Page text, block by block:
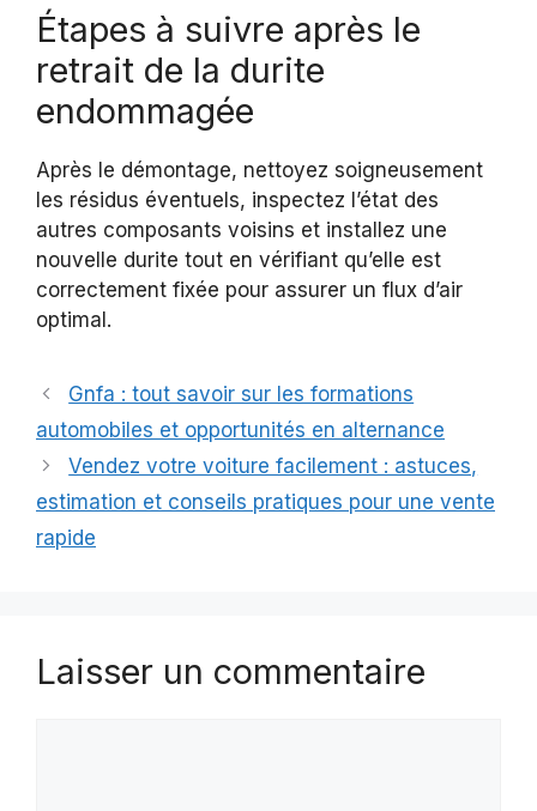
Étapes à suivre après le
retrait de la durite
endommagée
Après le démontage, nettoyez soigneusement
les résidus éventuels, inspectez l’état des
autres composants voisins et installez une
nouvelle durite tout en vérifiant qu’elle est
correctement fixée pour assurer un flux d’air
optimal.
Gnfa : tout savoir sur les formations
automobiles et opportunités en alternance
Vendez votre voiture facilement : astuces,
estimation et conseils pratiques pour une vente
rapide
Laisser un commentaire